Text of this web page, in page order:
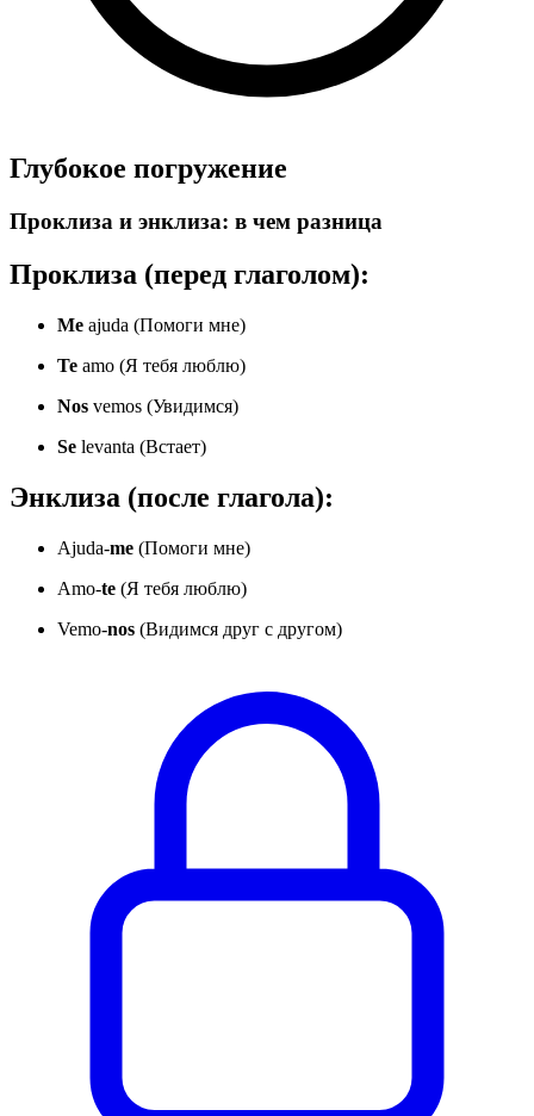
Глубокое погружение
Проклиза и энклиза: в чем разница
Проклиза (перед глаголом):
Me ajuda (Помоги мне)
Te amo (Я тебя люблю)
Nos vemos (Увидимся)
Se levanta (Встает)
Энклиза (после глагола):
Ajuda-me (Помоги мне)
Amo-te (Я тебя люблю)
Vemo-nos (Видимся друг с другом)